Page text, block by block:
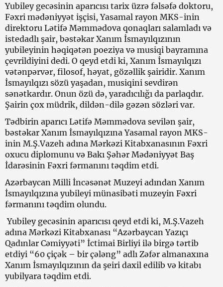
Yubiley gecəsinin aparıcısı tarix üzrə fəlsəfə doktoru,
Fəxri mədəniyyət işçisi, Yasamal rayon MKS-inin
direktoru Lətifə Məmmədova qonaqları salamladı və
istedadlı şair, bəstəkar Xanım İsmayılqızının
yubileyinin həqiqətən poeziya və musiqi bayramına
çevrildiyini dedi. O qeyd etdi ki, Xanım İsmayılqızı
vətənpərvər, filosof, həyat, gözəllik şairidir. Xanım
İsmayılqızı sözü yaşadan, musiqini sevdirən
sənətkardır. Onun özü də, yaradıcılığı da parlaqdır.
Şairin çox müdrik, dildən-dilə gəzən sözləri var.
Tədbirin aparıcı Lətifə Məmmədova sevilən şair,
bəstəkar Xanım İsmayılqızına Yasamal rayon MKS-
inin M.Ş.Vazeh adına Mərkəzi Kitabxanasının Fəxri
oxucu diplomunu və Bakı Şəhər Mədəniyyət Baş
İdarəsinin Fəxri fərmanını təqdim etdi.
Azərbaycan Milli İncəsənət Muzeyi adından Xanım
İsmayılqızına yubileyi münasibəti muzeyin Fəxri
fərmanını təqdim olundu.
Yubiley gecəsinin aparıcısı qeyd etdi ki, M.Ş.Vazeh
adına Mərkəzi Kitabxanası “Azərbaycan Yazıçı
Qadınlar Cəmiyyəti” İctimai Birliyi ilə birgə tərtib
etdiyi “60 çiçək – bir çələng” adlı Zəfər almanaxına
Xanım İsmayılqızının da şeiri daxil edilib və kitabı
yubilyara təqdim etdi.